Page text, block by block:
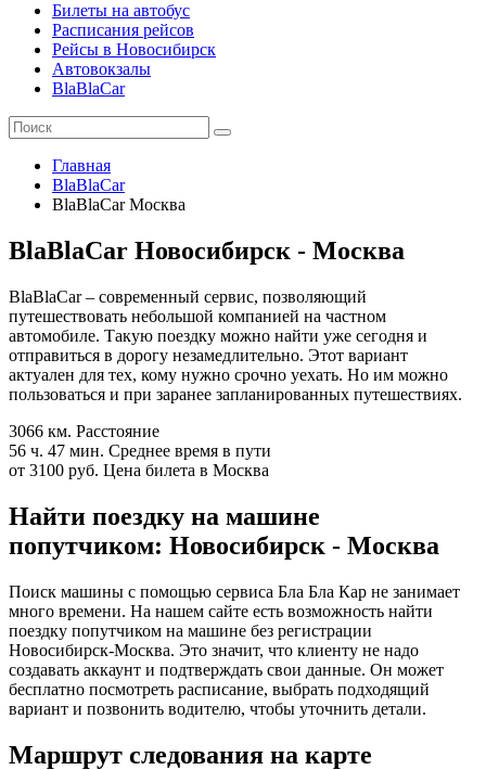
Билеты на автобус
Расписания рейсов
Рейсы в Новосибирск
Автовокзалы
BlaBlaCar
Главная
BlaBlaCar
BlaBlaCar Москва
BlaBlaCar Новосибирск - Москва
BlaBlaCar – современный сервис, позволяющий
путешествовать небольшой компанией на частном
автомобиле. Такую поездку можно найти уже сегодня и
отправиться в дорогу незамедлительно. Этот вариант
актуален для тех, кому нужно срочно уехать. Но им можно
пользоваться и при заранее запланированных путешествиях.
3066 км. Расстояние
56 ч. 47 мин. Среднее время в пути
от 3100 руб. Цена билета в Москва
Найти поездку на машине
попутчиком: Новосибирск - Москва
Поиск машины с помощью сервиса Бла Бла Кар не занимает
много времени. На нашем сайте есть возможность найти
поездку попутчиком на машине без регистрации
Новосибирск-Москва. Это значит, что клиенту не надо
создавать аккаунт и подтверждать свои данные. Он может
бесплатно посмотреть расписание, выбрать подходящий
вариант и позвонить водителю, чтобы уточнить детали.
Маршрут следования на карте